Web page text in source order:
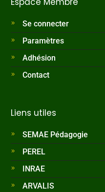
Se connecter
Paramètres
Adhésion
Contact
Liens utiles
SEMAE Pédagogie
PEREL
INRAE
ARVALIS